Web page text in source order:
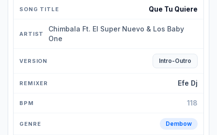
Que Tu Quiere
Chimbala Ft. El Super Nuevo & Los Baby
One
Intro-Outro
Efe Dj
118
Dembow